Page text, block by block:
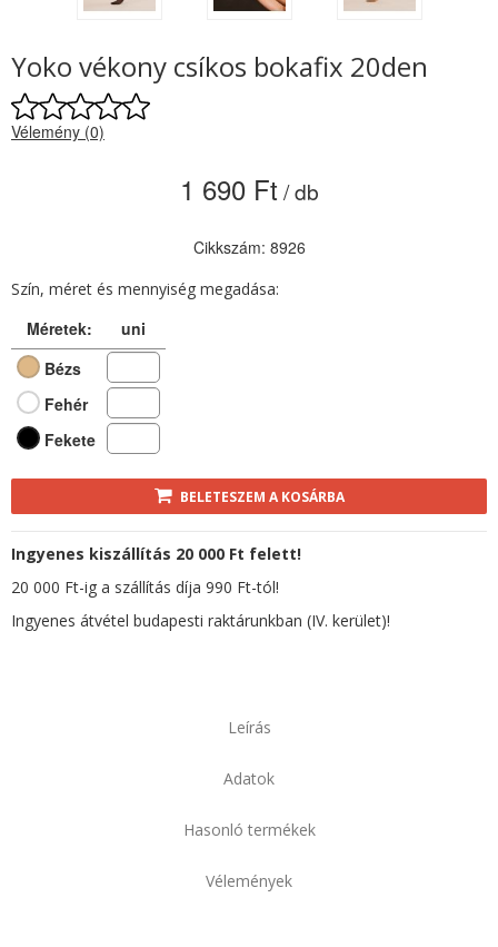
Yoko vékony csíkos bokafix 20den
Vélemény (0)
1 690 Ft / db
Cikkszám: 8926
Szín, méret és mennyiség megadása:
Méretek:
uni
Bézs
Fehér
Fekete
BELETESZEM A KOSÁRBA
Ingyenes kiszállítás 20 000 Ft felett!
20 000 Ft-ig a szállítás díja 990 Ft-tól!
Ingyenes átvétel budapesti raktárunkban (IV. kerület)!
Leírás
Adatok
Hasonló termékek
Vélemények